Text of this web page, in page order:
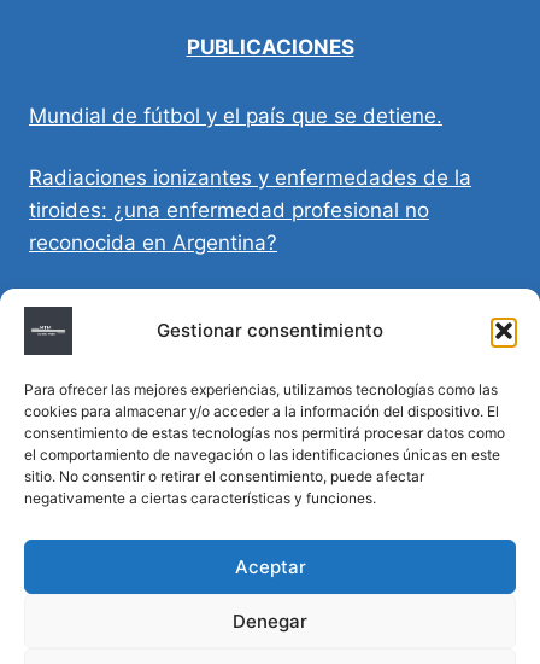
Gestionar consentimiento
Para ofrecer las mejores experiencias, utilizamos tecnologías como las
cookies para almacenar y/o acceder a la información del dispositivo. El
consentimiento de estas tecnologías nos permitirá procesar datos como
el comportamiento de navegación o las identificaciones únicas en este
sitio. No consentir o retirar el consentimiento, puede afectar
negativamente a ciertas características y funciones.
Aceptar
Denegar
PUBLICACIONES
Mundial de fútbol y el país que se detiene.
Radiaciones ionizantes y enfermedades de la
tiroides: ¿una enfermedad profesional no
reconocida en Argentina?
Directivas Médicas Anticipadas en Córdoba:
requisitos, registro y validez legal
Sumar vida a los años: decálogo para un
envejecimiento saludable
Determinación de la hora de muerte en